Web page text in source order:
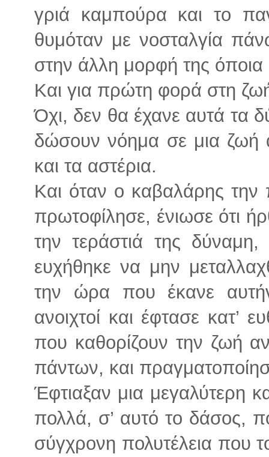
γριά καμπούρα και το
θυμόταν με νοσταλγία
στην άλλη μορφή της όποια
Και για πρώτη φορά στη
Όχι, δεν θα έχανε αυτά τα
δώσουν νόημα σε μια ζωή
και τα αστέρια.
Και όταν ο καβαλάρης την
πρωτοφίλησε, ένιωσε ότι
την τεράστιά της
ευχήθηκε να μην
την ώρα που έκανε
ανοιχτοί και έφτασε κατ’
που καθορίζουν την ζωή
πάντων, και
Έφτιαξαν μια μεγαλύτερη
πολλά, σ’ αυτό το δάσος,
σύγχρονη πολυτέλεια που